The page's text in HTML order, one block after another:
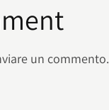
un commento.